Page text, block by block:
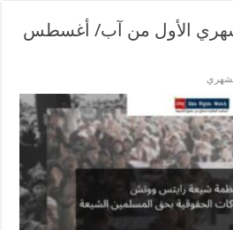
الأول من آب/ أغسطس